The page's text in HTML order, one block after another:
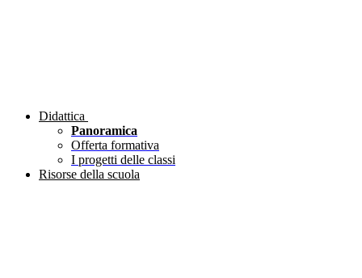
Didattica
Panoramica
Offerta formativa
I progetti delle classi
Risorse della scuola